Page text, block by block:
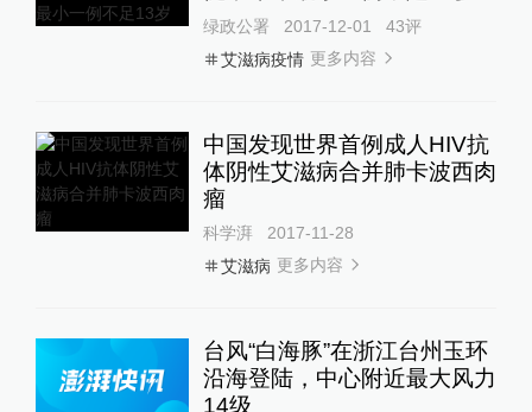
绿政公署 2017-12-01 43评
艾滋病疫情 更多内容
中国发现世界首例成人HIV抗
体阴性艾滋病合并肺卡波西肉
瘤
科学湃
2017-11-28
艾滋病 更多内容
台风“白海豚”在浙江台州玉环
沿海登陆，中心附近最大风力
14级